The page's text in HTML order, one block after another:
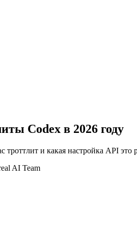
Codex в 2026 году
троттлит и какая настройка API это
AI Team